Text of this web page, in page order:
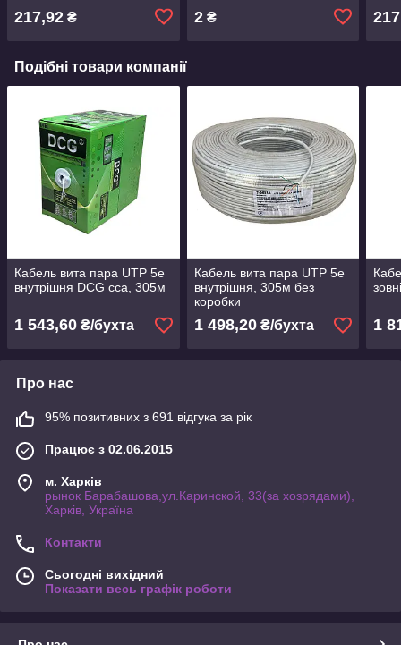
217,92 ₴ 2₴
Подібні товари компанії
Кабель вита пара UTP 5e
внутрішня DCG cca, 305м
1 543,60 ₴/бухта
Кабель вита пара UTP 5e
внутрішня, 305м без
коробки
1 498,20₴/бухта 1
Про нас
95% позитивних з 691 відгука за рік
Працює з 02.06.2015
м. Харків
рынок Барабашова,ул.Каринской, 33(за хозрядами),
Харків, Україна
Контакти
Сьогодні вихідний
Показати весь графік роботи